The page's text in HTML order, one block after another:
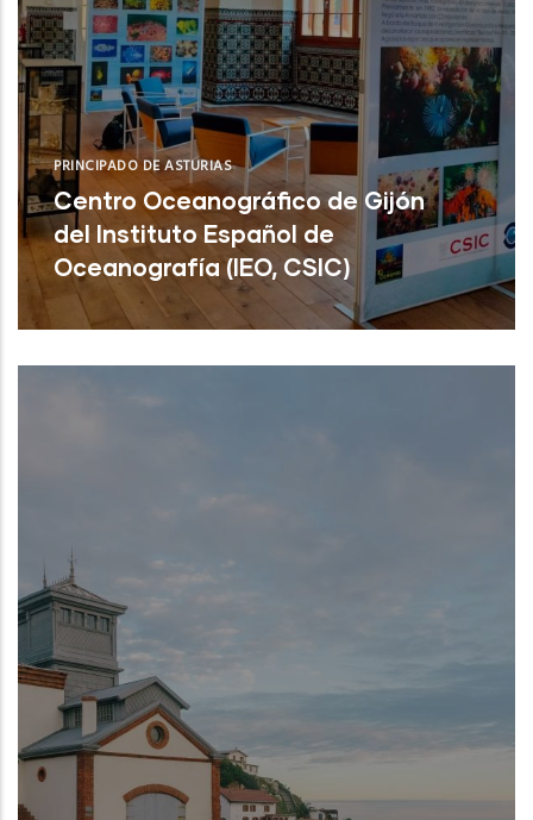
PRINCIPADO DE ASTURIAS
Centro Oceanográfico de Gijón
del Instituto Español de
Oceanografía (IEO, CSIC)
Centro Oceanográfico de Gijón del
Instituto Español de Oceanografía (IEO,